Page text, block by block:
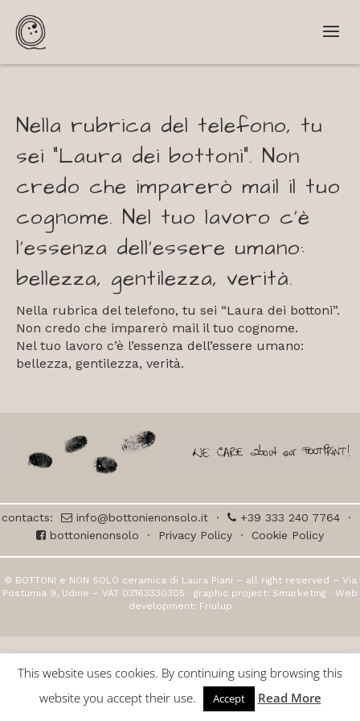
Nella rubrica del telefono, tu
sei “Laura dei bottoni”. Non
credo che imparerò mail il tuo
cognome. Nel tuo lavoro c’è
l’essenza dell’essere umano:
bellezza, gentilezza, verità.
Nella rubrica del telefono, tu sei “Laura dei bottoni”.
Non credo che imparerò mail il tuo cognome.
Nel tuo lavoro c’è l’essenza dell’essere umano:
bellezza, gentilezza, verità.
contacts: info@bottonienonsolo.it· +39 333 240 7764·
bottonienonsolo · Privacy Policy · Cookie Policy
© BOTTONI e NON SOLO ceramica di Laura Piani – all right reserved – Via
Postumia 9, Udine – VAT 03163330305 · graphic project: Smarketing · Web
development: Friulup
This website uses cookies. By continuing using browsing this
website you accept their use.
Accept Read More